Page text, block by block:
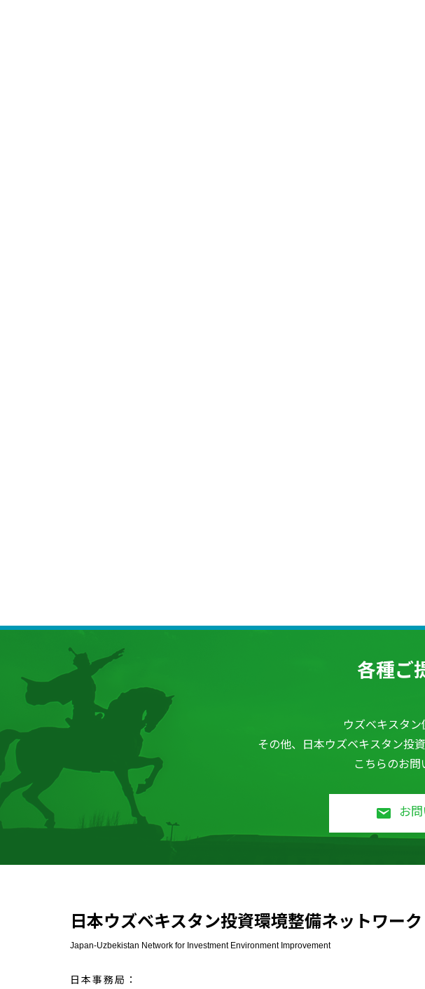
各種ご
ウズベキスタン
その他、
日本ウズベキスタン投
こちらのお問
お
日本ウズベキスタン投資環境整備ネットワーク
Japan-Uzbekistan Network for Investment Environment Improvement
日本事務局：